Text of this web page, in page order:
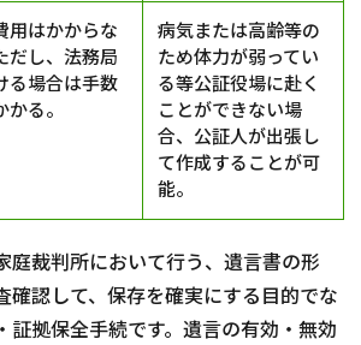
用はかからな
だし、法務局
る場合は手数
る。
病気または高齢等の
ため体力が弱ってい
る等公証役場に赴く
ことができない場
合、公証人が出張し
て作成することが可
能。
裁判所において行う、遺言書の形
確認して、保存を確実にする目的でな
証拠保全手続です。遺言の有効・無効